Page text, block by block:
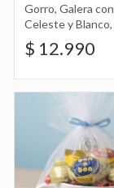
Gorro, Galera
Celeste y
$ 12.990